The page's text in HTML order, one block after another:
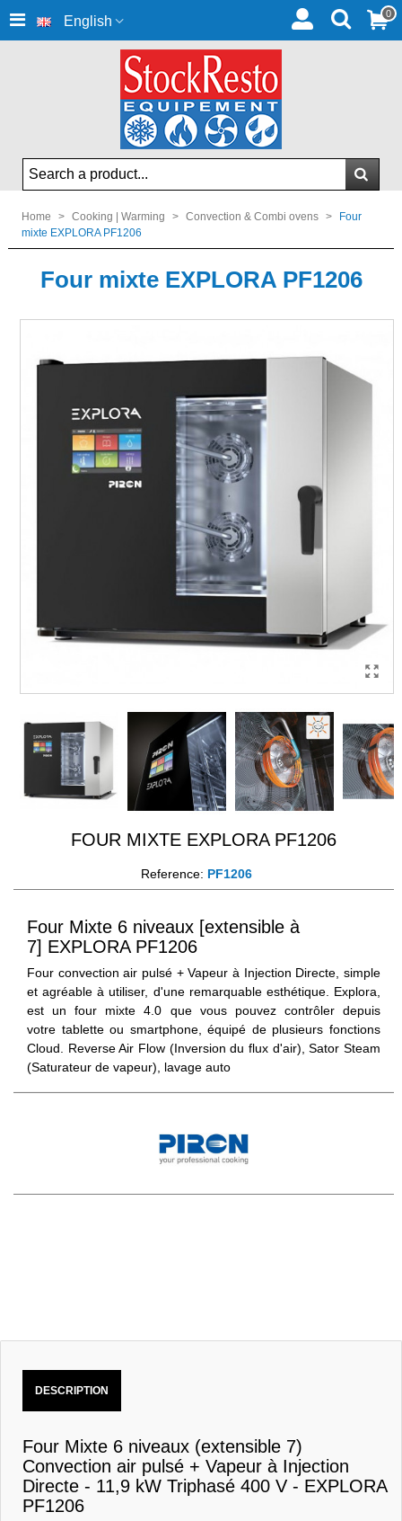
English 0
Home > Cooking | Warming > Convection & Combi ovens >
Four
mixte EXPLORA PF1206
Four mixte EXPLORA PF1206
FOUR MIXTE EXPLORA PF1206
Reference: PF1206
Four Mixte 6 niveaux [extensible à
7] EXPLORA PF1206
Four convection air pulsé + Vapeur à Injection Directe, simple
et agréable à utiliser, d'une remarquable esthétique. Explora,
est un four mixte 4.0 que vous pouvez contrôler depuis
votre tablette ou smartphone, équipé de plusieurs fonctions
Cloud. Reverse Air Flow (Inversion du flux d'air), Sator Steam
(Saturateur de vapeur), lavage auto
DESCRIPTION
Four Mixte 6 niveaux (extensible 7)
Convection air pulsé + Vapeur à Injection
Directe - 11,9 kW Triphasé 400 V - EXPLORA
PF1206